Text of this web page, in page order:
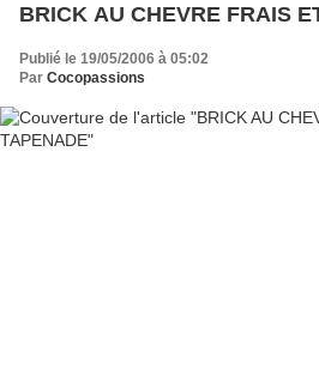
BRICK AU CHEVRE FRAIS
Publié le 19/05/2006 à 05:02
Par Cocopassions